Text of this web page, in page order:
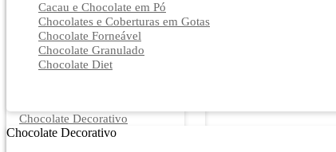
Cacau e Chocolate em Pó
Chocolates e Coberturas em Gotas
Chocolate Forneável
Chocolate Granulado
Chocolate Diet
Chocolate Decorativo
Chocolate Decorativo